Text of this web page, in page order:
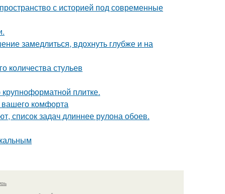
с историей под современные
замедлиться, вдохнуть глубже и на
количества стульев
плитке.
комфорта
список задач длиннее рулона обоев.